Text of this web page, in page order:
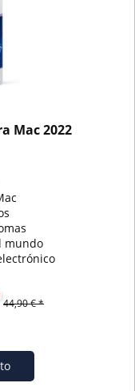
Mac 2022
mundo
44,90 € *